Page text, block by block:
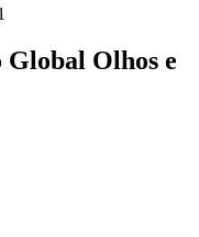
Olhos e